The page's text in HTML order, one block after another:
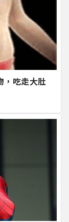
，吃走大肚